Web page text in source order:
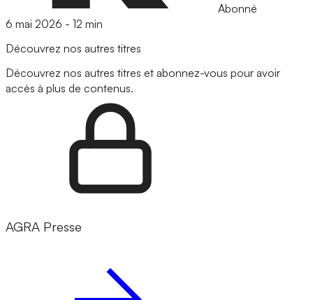
Abonné
6 mai 2026 - 12 min
Découvrez nos autres titres
Découvrez nos autres titres et abonnez-vous pour avoir
accès à plus de contenus.
AGRA Presse